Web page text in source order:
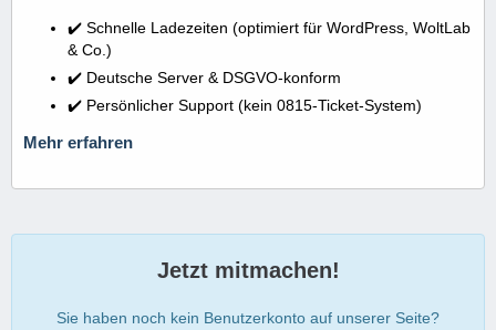
✔️ Schnelle Ladezeiten (optimiert für WordPress, WoltLab
& Co.)
✔️ Deutsche Server & DSGVO-konform
✔️ Persönlicher Support (kein 0815-Ticket-System)
Mehr erfahren
Jetzt mitmachen!
Sie haben noch kein Benutzerkonto auf unserer Seite?